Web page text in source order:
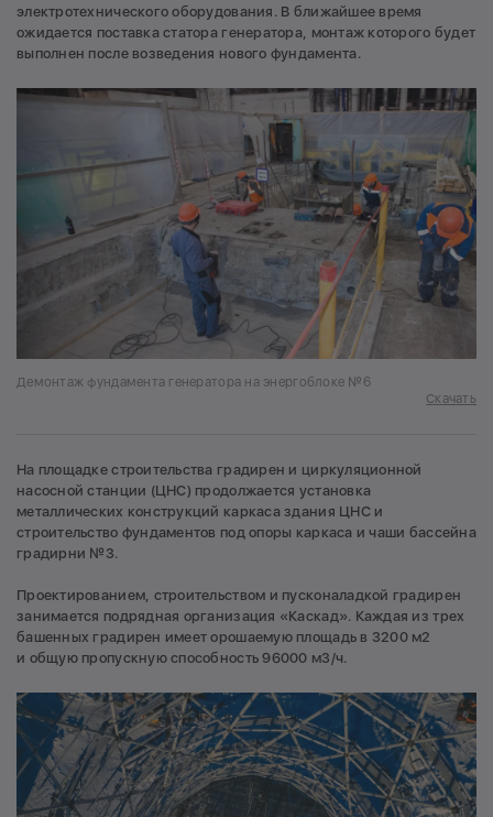
электротехнического оборудования. В ближайшее время
ожидается поставка статора генератора, монтаж которого будет
выполнен после возведения нового фундамента.
Демонтаж фундамента генератора на энергоблоке №6
Скачать
На площадке строительства градирен и циркуляционной
насосной станции (ЦНС) продолжается установка
металлических конструкций каркаса здания ЦНС и
строительство фундаментов под опоры каркаса и чаши бассейна
градирни №3.
Проектированием, строительством и пусконаладкой градирен
занимается подрядная организация «Каскад». Каждая из трех
башенных градирен имеет орошаемую площадь в 3200 м2
и общую пропускную способность 96000 м3/ч.